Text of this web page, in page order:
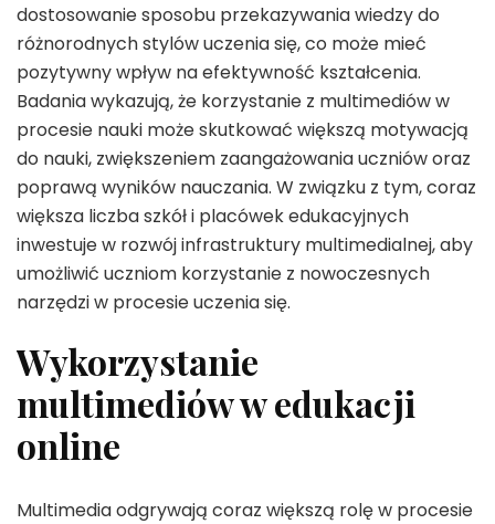
dostosowanie sposobu przekazywania wiedzy do
różnorodnych stylów uczenia się, co może mieć
pozytywny wpływ na efektywność kształcenia.
Badania wykazują, że korzystanie z multimediów w
procesie nauki może skutkować większą motywacją
do nauki, zwiększeniem zaangażowania uczniów oraz
poprawą wyników nauczania. W związku z tym, coraz
większa liczba szkół i placówek edukacyjnych
inwestuje w rozwój infrastruktury multimedialnej, aby
umożliwić uczniom korzystanie z nowoczesnych
narzędzi w procesie uczenia się.
Wykorzystanie
multimediów w edukacji
online
Multimedia odgrywają coraz większą rolę w procesie